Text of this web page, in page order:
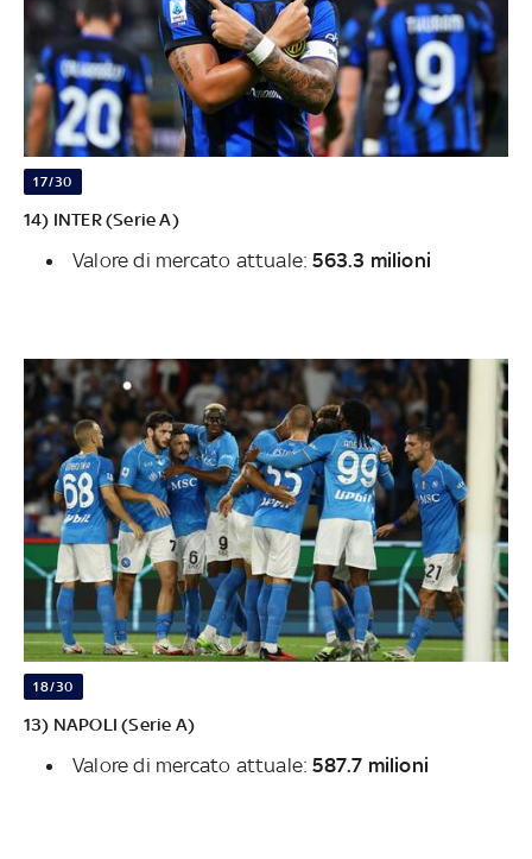
17/30
14) INTER (Serie A)
Valore di mercato attuale:563.3 milioni
18/30
13) NAPOLI (Serie A)
Valore di mercato attuale:587.7 milioni